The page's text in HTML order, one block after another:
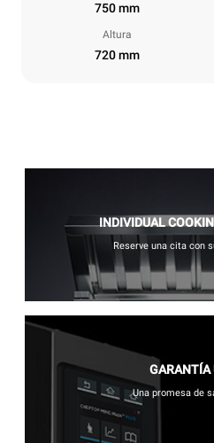
750 mm
Altura
720 mm
INDIVIDUAL
Reserve una cita con
GARANTÍA
Una promesa de